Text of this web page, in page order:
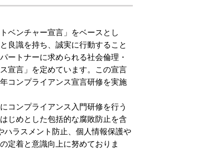
ベンチャー宣言」をベースとし
良識を持ち、誠実に行動すること
ートナーに求められる社会倫理・
宣言」を定めています。この宣言
コンプライアンス宣言研修を実施
コンプライアンス入門研修を行う
じめとした包括的な腐敗防止を含
ハラスメント防止、個人情報保護や
定着と意識向上に努めておりま